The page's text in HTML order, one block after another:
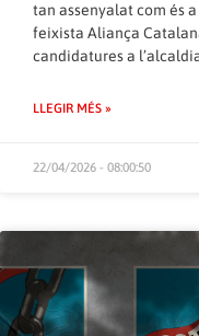
tan assenyalat com és
feixista Aliança
candidatures a
LLEGIR MÉS »
22/04/2026 - 08:00:50